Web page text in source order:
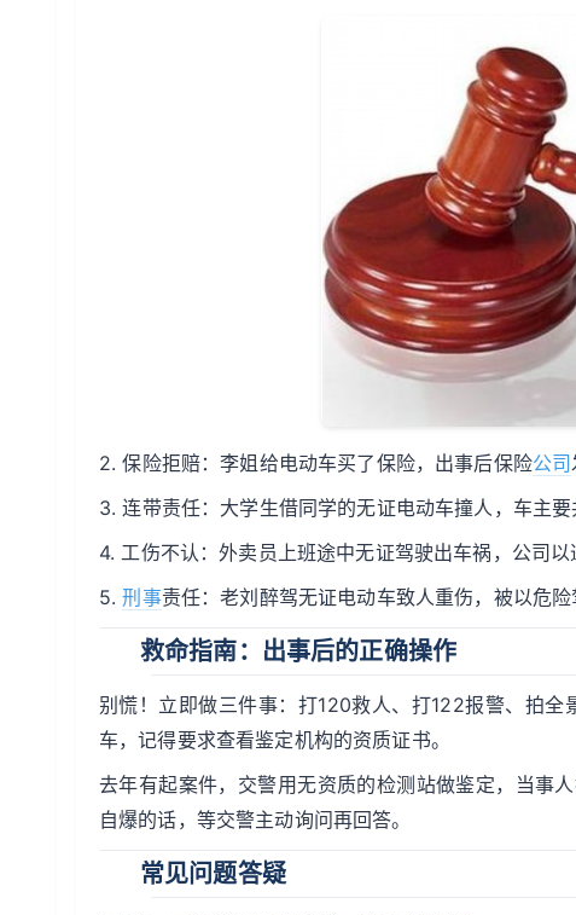
2. 保险拒赔：李姐给电动车买了保险，出事后保险公司
3. 连带责任：大学生借同学的无证电动车撞人，车主要
4. 工伤不认：外卖员上班途中无证驾驶出车祸，公司以
5.刑事责任：老刘醉驾无证电动车致人重伤，被以危险
救命指南：出事后的正确操作
别慌！立即做三件事：打120救人、打122报警、拍
车，记得要求查看鉴定机构的资质证书。
去年有起案件，交警用无资质的检测站做鉴定，当事
自爆的话，等交警主动询问再回答。
常见问题答疑